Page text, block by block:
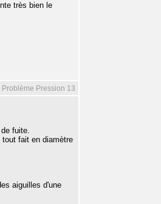
très bien le
Problème Pression 13
fuite.
fait en diamètre
aiguilles d'une